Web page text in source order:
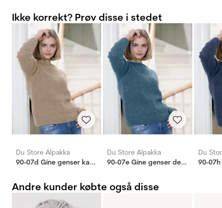
Ikke korrekt? Prøv disse i stedet
Du Store Alpakka
90-07d Gine genser kamel
Du Store Alpakka
90-07e Gine genser denim
Du
Andre kunder købte også disse